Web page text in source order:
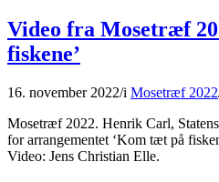
Video fra Mosetræf
fiskene’
16. november 2022/i Mosetræf 2022
Mosetræf 2022. Henrik Carl,
for arrangementet ‘Kom tæt på
Video: Jens Christian Elle.